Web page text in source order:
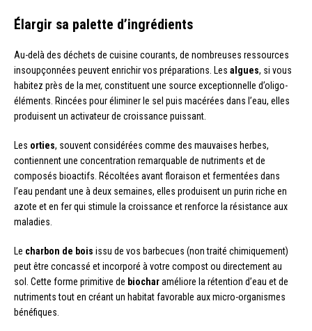
Élargir sa palette d’ingrédients
Au-delà des déchets de cuisine courants, de nombreuses ressources
insoupçonnées peuvent enrichir vos préparations. Les algues, si vous
habitez près de la mer, constituent une source exceptionnelle d’oligo-
éléments. Rincées pour éliminer le sel puis macérées dans l’eau, elles
produisent un activateur de croissance puissant.
Les orties, souvent considérées comme des mauvaises herbes,
contiennent une concentration remarquable de nutriments et de
composés bioactifs. Récoltées avant floraison et fermentées dans
l’eau pendant une à deux semaines, elles produisent un purin riche en
azote et en fer qui stimule la croissance et renforce la résistance aux
maladies.
Le charbon de bois issu de vos barbecues (non traité chimiquement)
peut être concassé et incorporé à votre compost ou directement au
sol. Cette forme primitive de biocharaméliore la rétention d’eau et de
nutriments tout en créant un habitat favorable aux micro-organismes
bénéfiques.